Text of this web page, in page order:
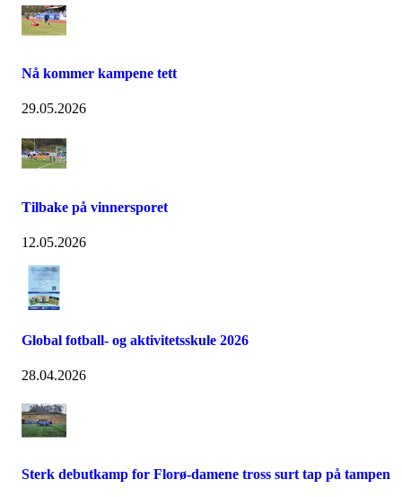
Nå kommer kampene tett
29.05.2026
Tilbake på vinnersporet
12.05.2026
Global fotball- og aktivitetsskule 2026
28.04.2026
Sterk debutkamp for Florø-damene tross surt tap på tampen